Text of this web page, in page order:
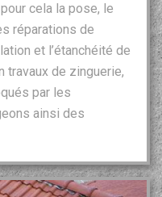
cela la pose, le
réparations de
et l’étanchéité de
travaux de zinguerie,
par les
ainsi des